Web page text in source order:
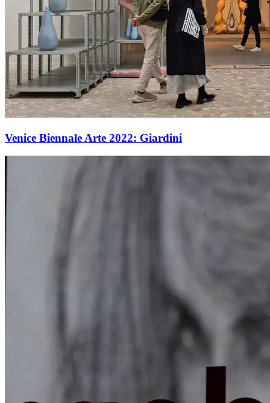
Venice Biennale Arte 2022: Giardini